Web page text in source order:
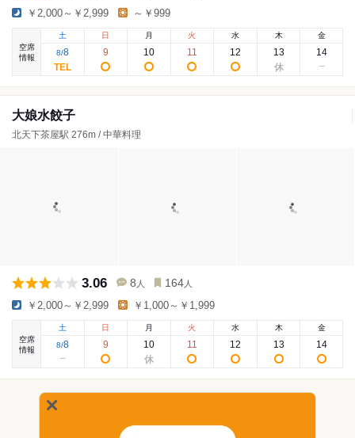
￥2,000～￥2,999 ～￥999
空席
情報
土
8/8
日
9
月
10
火
11
水
12
木
13
金
14
大娘水餃子
北天下茶屋駅 276m / 中華料理
3.06 8 人 164 人
￥2,000～￥2,999 ￥1,000～￥1,999
空席
情報
土
8/8
日
9
月
10
火
11
水
12
木
13
金
14